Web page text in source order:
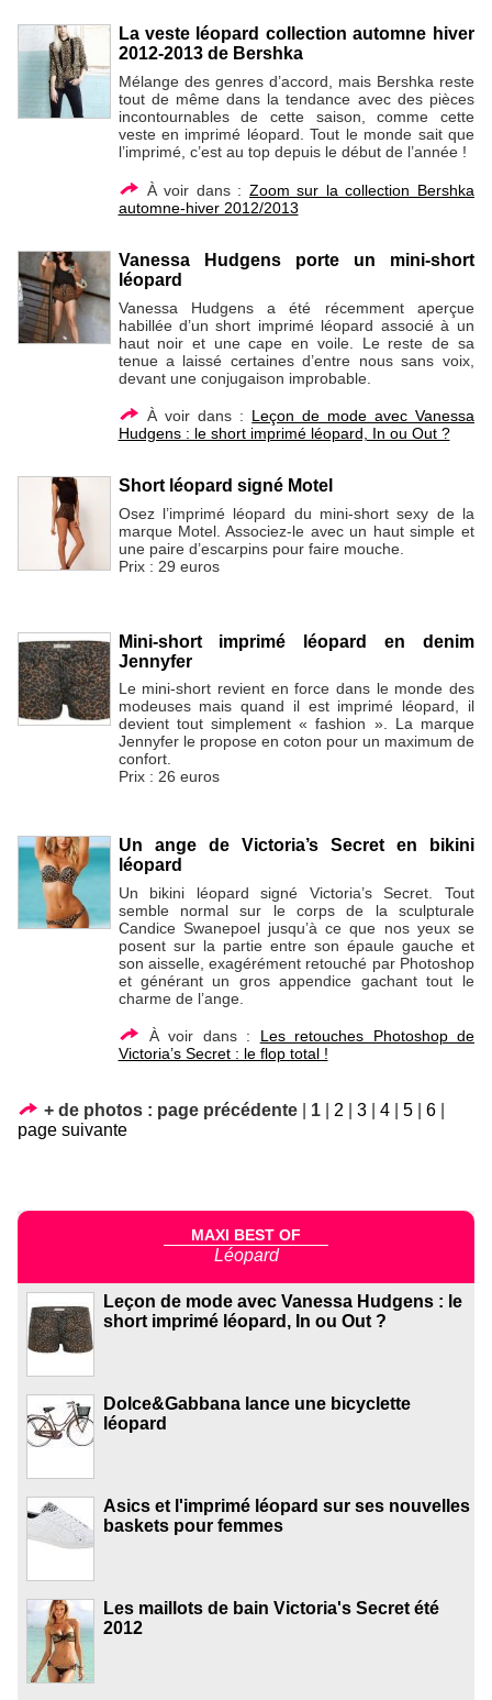
La veste léopard collection automne hiver
2012-2013 de Bershka
Mélange des genres d’accord, mais Bershka reste
tout de même dans la tendance avec des pièces
incontournables de cette saison, comme cette
veste en imprimé léopard. Tout le monde sait que
l’imprimé, c’est au top depuis le début de l’année !
À voir dans : Zoom sur la collection Bershka
automne-hiver 2012/2013
Vanessa Hudgens porte un mini-short
léopard
Vanessa Hudgens a été récemment aperçue
habillée d’un short imprimé léopard associé à un
haut noir et une cape en voile. Le reste de sa
tenue a laissé certaines d’entre nous sans voix,
devant une conjugaison improbable.
À voir dans : Leçon de mode avec Vanessa
Hudgens : le short imprimé léopard, In ou Out ?
Short léopard signé Motel
Osez l’imprimé léopard du mini-short sexy de la
marque Motel. Associez-le avec un haut simple et
une paire d’escarpins pour faire mouche.
Prix : 29 euros
Mini-short imprimé léopard en denim
Jennyfer
Le mini-short revient en force dans le monde des
modeuses mais quand il est imprimé léopard, il
devient tout simplement « fashion ». La marque
Jennyfer le propose en coton pour un maximum de
confort.
Prix : 26 euros
Un ange de Victoria’s Secret en bikini
léopard
Un bikini léopard signé Victoria’s Secret. Tout
semble normal sur le corps de la sculpturale
Candice Swanepoel jusqu’à ce que nos yeux se
posent sur la partie entre son épaule gauche et
son aisselle, exagérément retouché par Photoshop
et générant un gros appendice gachant tout le
charme de l’ange.
À voir dans : Les retouches Photoshop de
Victoria’s Secret : le flop total !
+ de photos : page précédente 1 2 3 4 5 6
page suivante
MAXI BEST OF
Léopard
Leçon de mode avec Vanessa Hudgens : le
short imprimé léopard, In ou Out ?
Dolce&Gabbana lance une bicyclette
léopard
Asics et l'imprimé léopard sur ses nouvelles
baskets pour femmes
Les maillots de bain Victoria's Secret été
2012